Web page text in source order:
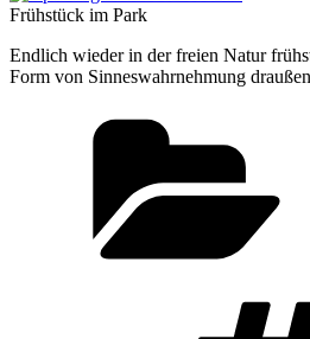
Frühstück im Park
Endlich wieder in der freien Natur
Form von Sinneswahrnehmung